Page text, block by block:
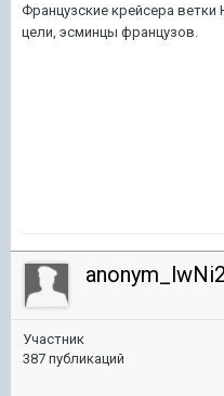
Французские крейсера ветки
цели, эсминцы французов.
Участник
387 публикаций